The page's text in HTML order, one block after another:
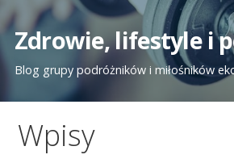
Przejdź
do
treściZdrowie, lifestyle i
Blog grupy podróżników i miłośników
Wpisy